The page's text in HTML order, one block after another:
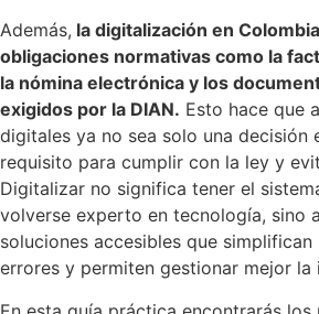
Además, la digitalización en
obligaciones normativas como la
la nómina electrónica y los
exigidos por la DIAN. Esto hace que
digitales ya no sea solo una decisión
requisito para cumplir con la ley y
Digitalizar no significa tener el
volverse experto en tecnología, sino
soluciones accesibles que
errores y permiten gestionar mejor la